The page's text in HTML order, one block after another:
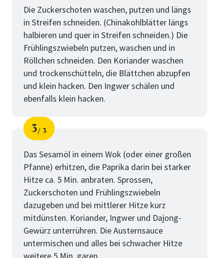
Die Zuckerschoten waschen, putzen und längs
in Streifen schneiden. (Chinakohlblätter längs
halbieren und quer in Streifen schneiden.) Die
Frühlingszwiebeln putzen, waschen und in
Röllchen schneiden. Den Koriander waschen
und trockenschütteln, die Blättchen abzupfen
und klein hacken. Den Ingwer schälen und
ebenfalls klein hacken.
Schritt
3
von
3
Das Sesamöl in einem Wok (oder einer großen
Pfanne) erhitzen, die Paprika darin bei starker
Hitze ca. 5 Min. anbraten. Sprossen,
Zuckerschoten und Frühlingszwiebeln
dazugeben und bei mittlerer Hitze kurz
mitdünsten. Koriander, Ingwer und Dajong-
Gewürz unterrühren. Die Austernsauce
untermischen und alles bei schwacher Hitze